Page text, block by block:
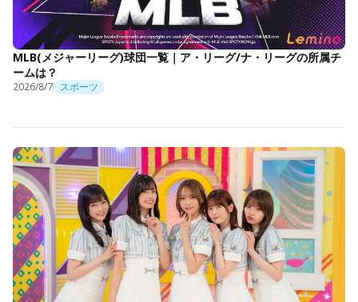
MLB(メジャーリーグ)球団一覧｜ア・リーグ/ナ・リーグの所属チ
ームは？
2026/8/7 スポーツ